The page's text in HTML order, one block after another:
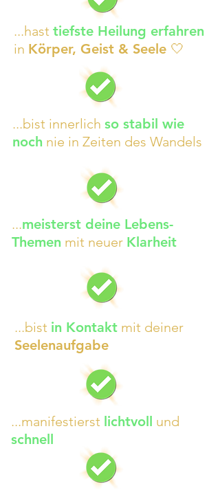
...hast tiefste Heilung erfahren
in Körper, Geist & Seele 🤍
...bist innerlich so stabil wie
noch nie in Zeiten des Wandels
...meisterst deine Lebens-
Themen mit neuer Klarheit
...bist in Kontakt mit deiner
Seelenaufgabe
...manifestierst lichtvoll und
schnell